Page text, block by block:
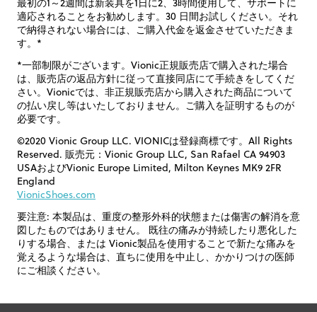
最初の1～2週間は新装具を1日に2、3時間使用して、サポートに
適応されることをお勧めします。30 日間お試しください。それ
で納得されない場合には、ご購入代金を返金させていただきま
す。*
*一部制限がございます。Vionic正規販売店で購入された場合
は、販売店の返品方針に従って直接同店にて手続きをしてくだ
さい。Vionicでは、非正規販売店から購入された商品について
の払い戻し等はいたしておりません。ご購入を証明するものが
必要です。
©2020 Vionic Group LLC. VIONICは登録商標です。All Rights
Reserved. 販売元：Vionic Group LLC, San Rafael CA 94903
USAおよびVionic Europe Limited, Milton Keynes MK9 2FR
England
VionicShoes.com
要注意: 本製品は、重度の整形外科的状態または傷害の解消を意
図したものではありません。 既往の痛みが持続したり悪化した
りする場合、または Vionic製品を使用することで新たな痛みを
覚えるような場合は、直ちに使用を中止し、かかりつけの医師
にご相談ください。